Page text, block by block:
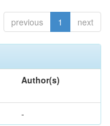
previous 1 next
Author(s)
-